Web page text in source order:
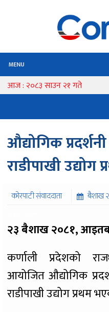
MENU
आज : २०८३ साउन २१ गते
औद्योगिक
राडीपाखी उद्योग
कोरपाटी संवाददाता बैशाख
२३ बैशाख २०८१,
कर्णाली प्रदेशको
आयोजित औद्योगिक
राडीपाखी उद्योग प्रथम